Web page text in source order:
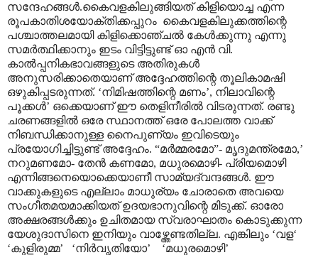
സന്ദേഹങ്ങൾ.കൈവളകിലുങ്ങിയത് കിളിയൊച്ച എന്ന
രൂപകാതിശയോക്തിക്കപ്പുറം കൈവളകിലുക്കത്തിന്റെ
പശ്ചാത്തലമായി കിളിക്കൊഞ്ചൽ കേൾക്കുന്നു എന്നു
സമർത്ഥിക്കാനും ഇടം വിട്ടിട്ടുണ്ട് ഓ എൻ വി.
കാൽ‌പ്പനികഭാവങ്ങളുടെ അതിരുകൾ
അനുസരിക്കാതെയാണ് അദ്ദേഹത്തിന്റെ തൂലികാമഷി
ഒഴുകിപ്പടരുന്നത്. ‘നിമിഷത്തിന്റെ മണം’, നിലാവിന്റെ
പൂക്കൾ’ ഒക്കെയാണ് ഈ തെളിനീരിൽ വിടരുന്നത്. രണ്ടു
ചരണങ്ങളിൽ ഒരേ സ്ഥാനത്ത് ഒരേ പോലത്ത വാക്ക്
നിബന്ധിക്കാനുള്ള നൈപുണ്യം ഇവിടെയും
പ്രയോഗിച്ചിട്ടുണ്ട് അദ്ദേഹം. “മർമ്മരമോ”- മൃദുമന്ത്രമോ,’
നറുമണമോ- തേൻ കണമോ, മധുരമൊഴി- പ്രിയമൊഴി
എന്നിങ്ങനെയൊക്കെയാണീ സാമ്യദ്വന്ദങ്ങൾ. ഈ
വാക്കുകളുടെ എല്ലാം മാധുര്യം ചോരാതെ അവയെ
സംഗീതമയമാക്കിയത് ഉദയഭാനുവിന്റെ മിടുക്ക്. ഓരോ
അക്ഷരങ്ങൾക്കും ഉചിതമായ സ്വരാഘാതം കൊടുക്കുന്ന
യേശുദാസിനെ ഇനിയും വാഴ്ത്തേണ്ടതില്ല. എങ്കിലും ‘വള‘
‘കുളിരുമ്മ’ ‘നിർവൃതിയോ’ ‘മധുരമൊഴി’